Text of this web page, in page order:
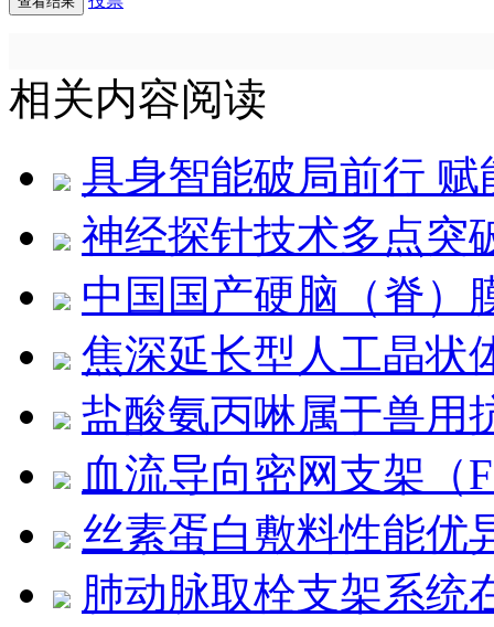
相关内容阅读
具身智能破局前行
神经探针技术多点突
中国国产硬脑（脊）
焦深延长型人工晶状
盐酸氨丙啉属于兽用
血流导向密网支架（
丝素蛋白敷料性能优
肺动脉取栓支架系统